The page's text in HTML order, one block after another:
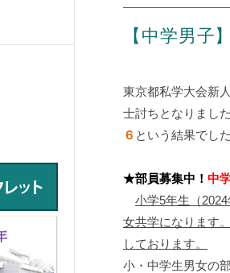
【中学男
東京都私学大会新
士討ちとなりまし
６ という結果でし
★部員募集中！ 中
小学5年生（
女共学になります
しております。
小・中学生男女の